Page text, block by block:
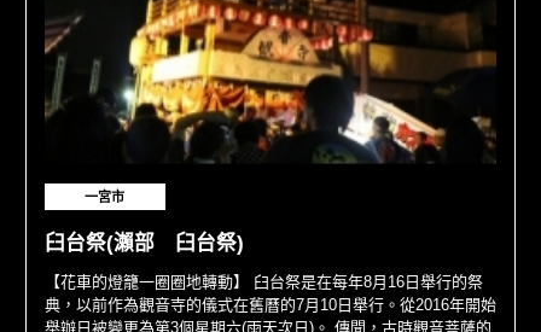
一宮市
臼台祭(瀨部 臼台祭)
【花車的燈籠一圈圈地轉動】 臼台祭是在每年8月16日舉行的祭
典，以前作為觀音寺的儀式在舊曆的7月10日舉行。從2016年開始
舉辦日被變更為第3個星期六(雨天次日)。 傳聞，古時觀音菩薩的